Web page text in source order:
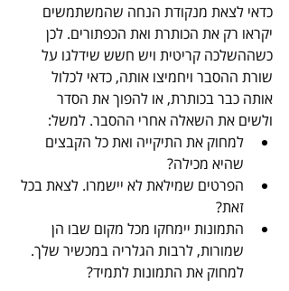
כדאי לצאת מנקודת הנחה שהמשתמשים
יקראו רק את הכותרת ואת הכפתורים. לכן
כשההשלכה קריטית ויש חשש שידלגו על
שורת ההסבר ויחמיצו אותה, כדאי לכלול
אותה כבר בכותרת, או להפוך את הסדר
ולשים את השאלה אחרי ההסבר. למשל:
למחוק את התיקייה ואת כל הקבצים
שהיא מכילה?
הפרטים שמילאת לא יישמרו. לצאת בכל
זאת?
התמונות יימחקו מכל מקום שבו הן
שמורות, לרבות הגלריה במכשיר שלך.
למחוק את התמונות לתמיד?